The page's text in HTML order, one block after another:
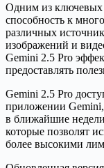
Одним из ключевых
способность к
различных
изображений и
Gemini 2.5 Pro
предоставлять
Gemini 2.5 Pro
приложении
в ближайшие
которые позволят
более высокими